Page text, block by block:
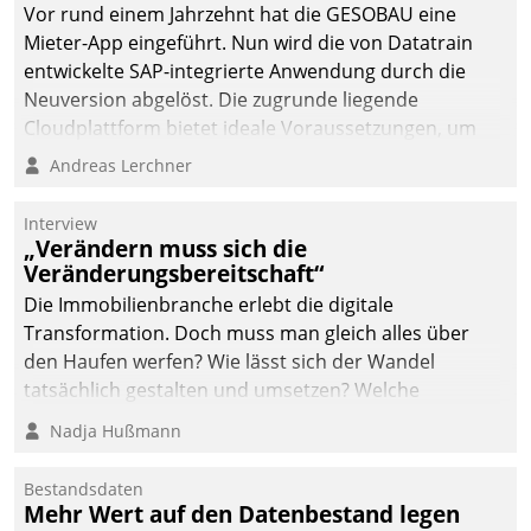
Vor rund einem Jahrzehnt hat die GESOBAU eine
Mieter-App eingeführt. Nun wird die von Datatrain
entwickelte SAP-integrierte Anwendung durch die
Neuversion abgelöst. Die zugrunde liegende
Cloudplattform bietet ideale Voraussetzungen, um
die Funktionalität der App zu erweitern und weitere
integrieren.
Andreas Lerchner
Interview
„Verändern muss sich die
Veränderungsbereitschaft“
Die Immobilienbranche erlebt die digitale
Transformation. Doch muss man gleich alles über
den Haufen werfen? Wie lässt sich der Wandel
tatsächlich gestalten und umsetzen? Welche
Argumente zählen wirklich?
Nadja Hußmann
Bestandsdaten
Mehr Wert auf den Datenbestand legen